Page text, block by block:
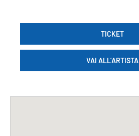
TICKET
VAI ALL’ARTISTA